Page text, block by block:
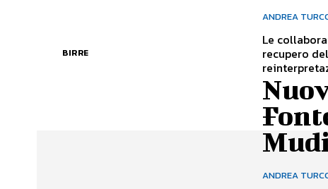
BIRRE
ANDREA
Le
recupero
ANDREA